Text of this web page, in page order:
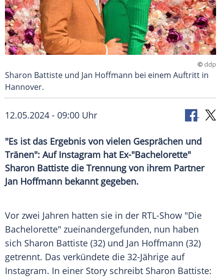
©ddp
Sharon Battiste und Jan Hoffmann bei einem Auftritt in
Hannover.
12.05.2024 - 09:00 Uhr
"Es ist das Ergebnis von vielen Gesprächen und
Tränen": Auf Instagram hat Ex-"Bachelorette"
Sharon Battiste die Trennung von ihrem Partner
Jan Hoffmann bekannt gegeben.
Vor zwei Jahren hatten sie in der RTL-Show "Die
Bachelorette" zueinandergefunden, nun haben
sich Sharon Battiste (32) und Jan Hoffmann (32)
getrennt. Das verkündete die 32-Jährige auf
Instagram. In einer Story schreibt Sharon Battiste: